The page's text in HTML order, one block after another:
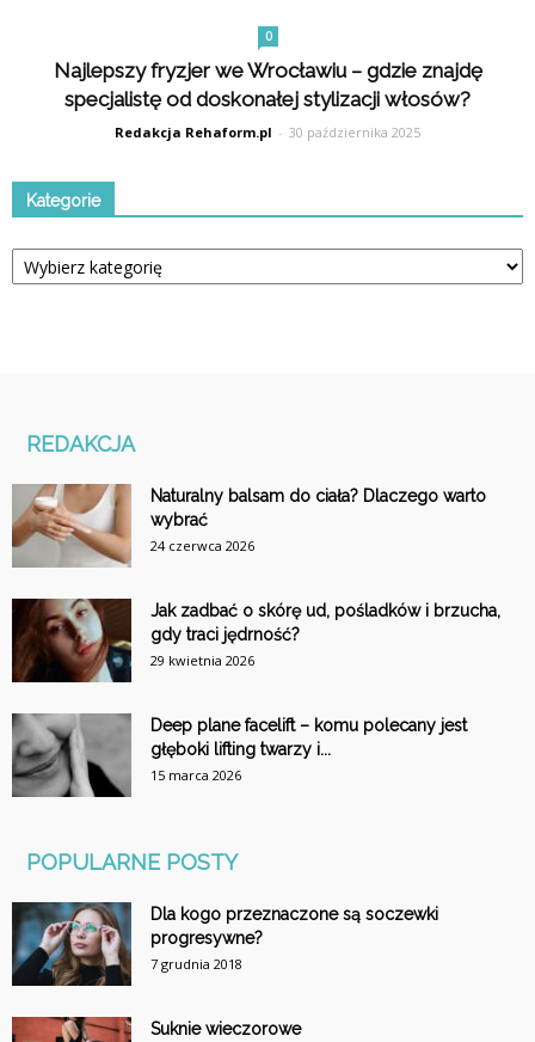
0
Najlepszy fryzjer we Wrocławiu – gdzie znajdę
specjalistę od doskonałej stylizacji włosów?
Redakcja Rehaform.pl - 30 października 2025
Kategorie
Kategorie
REDAKCJA
Naturalny balsam do ciała? Dlaczego warto
wybrać
24 czerwca 2026
Jak zadbać o skórę ud, pośladków i brzucha,
gdy traci jędrność?
29 kwietnia 2026
Deep plane facelift – komu polecany jest
głęboki lifting twarzy i...
15 marca 2026
POPULARNE POSTY
Dla kogo przeznaczone są soczewki
progresywne?
7 grudnia 2018
Suknie wieczorowe